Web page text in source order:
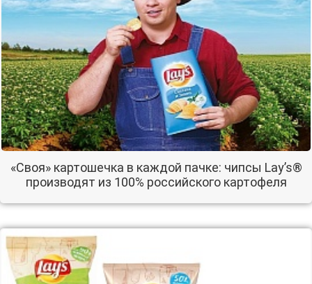
«Своя» картошечка в каждой пачке: чипсы Lay’s®
производят из 100% российского картофеля